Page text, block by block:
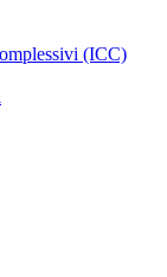
(ICC)